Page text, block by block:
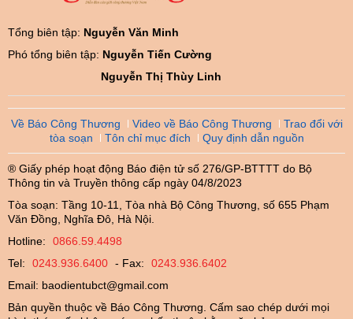
Tổng biên tập: Nguyễn Văn Minh
Phó tổng biên tập: Nguyễn Tiến Cường
Nguyễn Thị Thùy Linh
Về Báo Công Thương Video về Báo Công Thương
Trao đổi với
tòa soạn
Tôn chỉ mục đích Quy định dẫn nguồn
® Giấy phép hoạt động Báo điện tử số 276/GP-BTTTT do Bộ
Thông tin và Truyền thông cấp ngày 04/8/2023
Tòa soạn: Tầng 10-11, Tòa nhà Bộ Công Thương, số 655 Phạm
Văn Đồng, Nghĩa Đô, Hà Nội.
Hotline:
0866.59.4498
Tel:
0243.936.6400 - Fax:
0243.936.6402
Email: baodientubct@gmail.com
Bản quyền thuộc về Báo Công Thương. Cấm sao chép dưới mọi